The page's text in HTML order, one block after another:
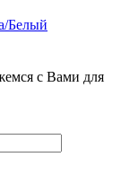
Белый
с Вами для